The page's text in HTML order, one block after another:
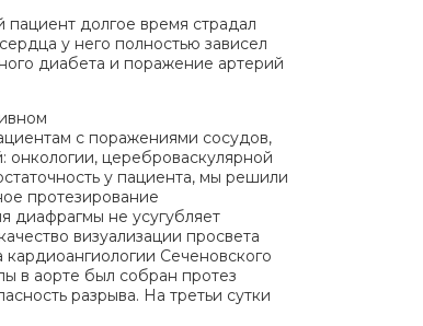
долгое время страдал
у него полностью зависел
диабета и поражение артерий
с поражениями сосудов,
цереброваскулярной
у пациента, мы решили
протезирование
диафрагмы не усугубляет
визуализации просвета
Сеченовского
в аорте был собран протез
разрыва. На третьи сутки